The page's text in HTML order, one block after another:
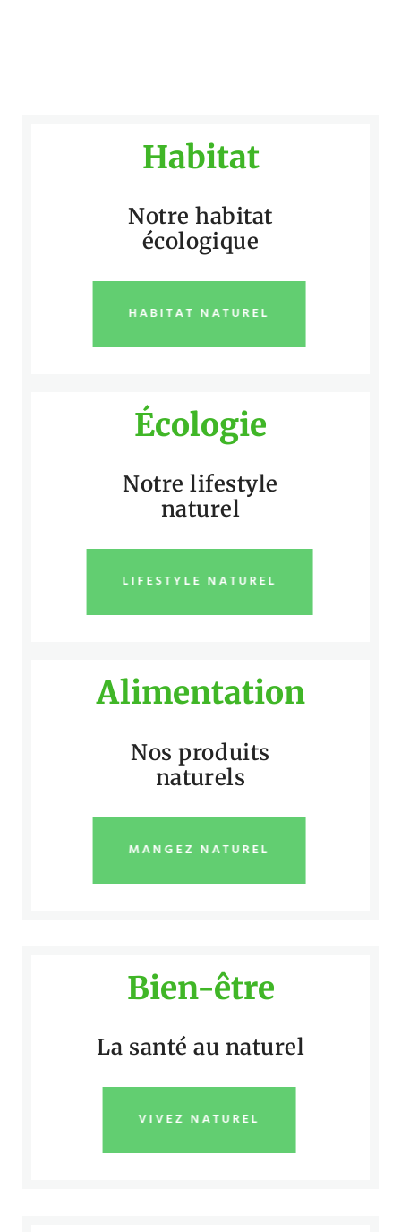
Habitat
Notre habitat
écologique
HABITAT NATUREL
Écologie
Notre lifestyle
naturel
LIFESTYLE NATUREL
Alimentation
Nos produits
naturels
MANGEZ NATUREL
Bien-être
La santé au naturel
VIVEZ NATUREL